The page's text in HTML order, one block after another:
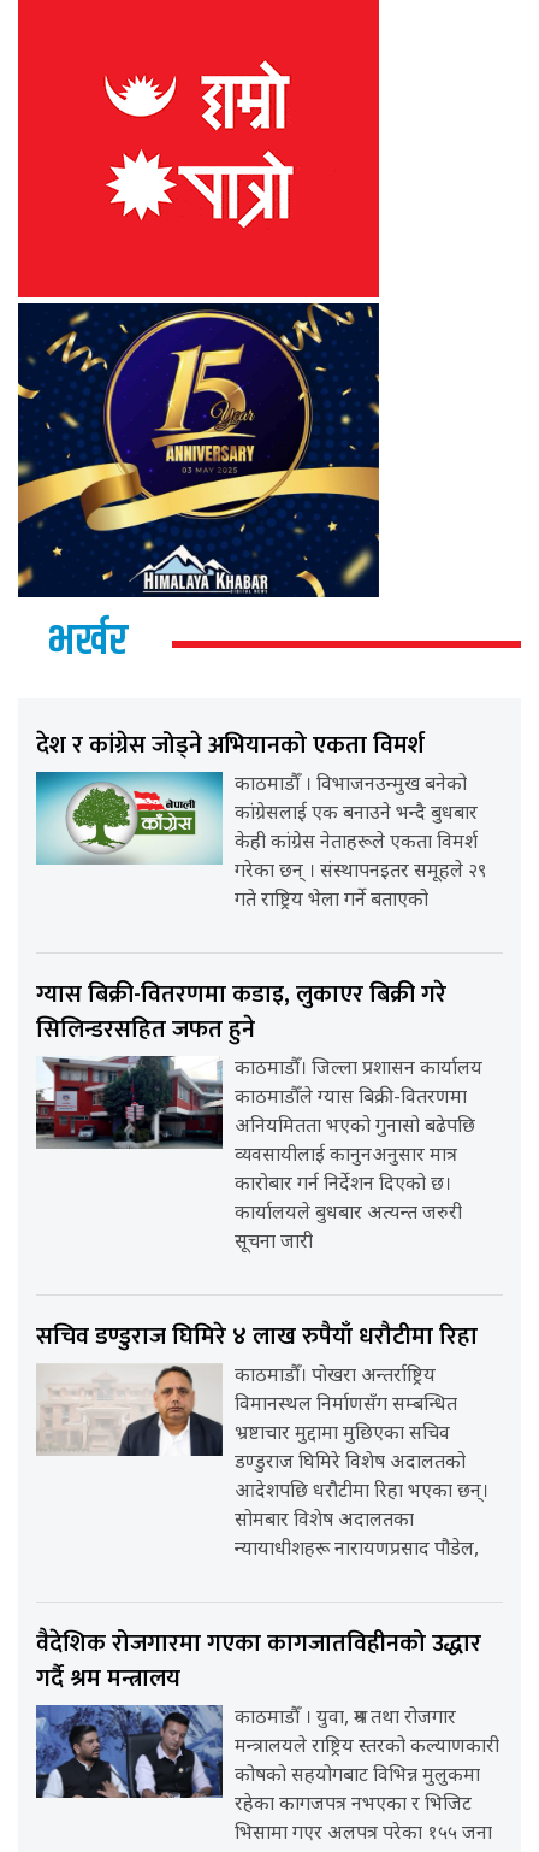
भर्खर
देश र कांग्रेस जोड्ने अभियानको एकता विमर्श
काठमाडौँ । विभाजनउन्मुख बनेको
कांग्रेसलाई एक बनाउने भन्दै बुधबार
केही कांग्रेस नेताहरूले एकता विमर्श
गरेका छन् । संस्थापनइतर समूहले २९
गते राष्ट्रिय भेला गर्ने बताएको
ग्यास बिक्री-वितरणमा कडाइ, लुकाएर बिक्री गरे
सिलिन्डरसहित जफत हुने
काठमाडौँ। जिल्ला प्रशासन कार्यालय
काठमाडौँले ग्यास बिक्री-वितरणमा
अनियमितता भएको गुनासो बढेपछि
व्यवसायीलाई कानुनअनुसार मात्र
कारोबार गर्न निर्देशन दिएको छ।
कार्यालयले बुधबार अत्यन्त जरुरी
सूचना जारी
सचिव डण्डुराज घिमिरे ४ लाख रुपैयाँ धरौटीमा रिहा
काठमाडौँ। पोखरा अन्तर्राष्ट्रिय
विमानस्थल निर्माणसँग सम्बन्धित
भ्रष्टाचार मुद्दामा मुछिएका सचिव
डण्डुराज घिमिरे विशेष अदालतको
आदेशपछि धरौटीमा रिहा भएका छन्।
सोमबार विशेष अदालतका
न्यायाधीशहरू नारायणप्रसाद पौडेल,
वैदेशिक रोजगारमा गएका कागजातविहीनको उद्धार
गर्दै श्रम मन्त्रालय
काठमाडौँ । युवा, श्रम तथा रोजगार
मन्त्रालयले राष्ट्रिय स्तरको कल्याणकारी
कोषको सहयोगबाट विभिन्न मुलुकमा
रहेका कागजपत्र नभएका र भिजिट
भिसामा गएर अलपत्र परेका १५५ जना